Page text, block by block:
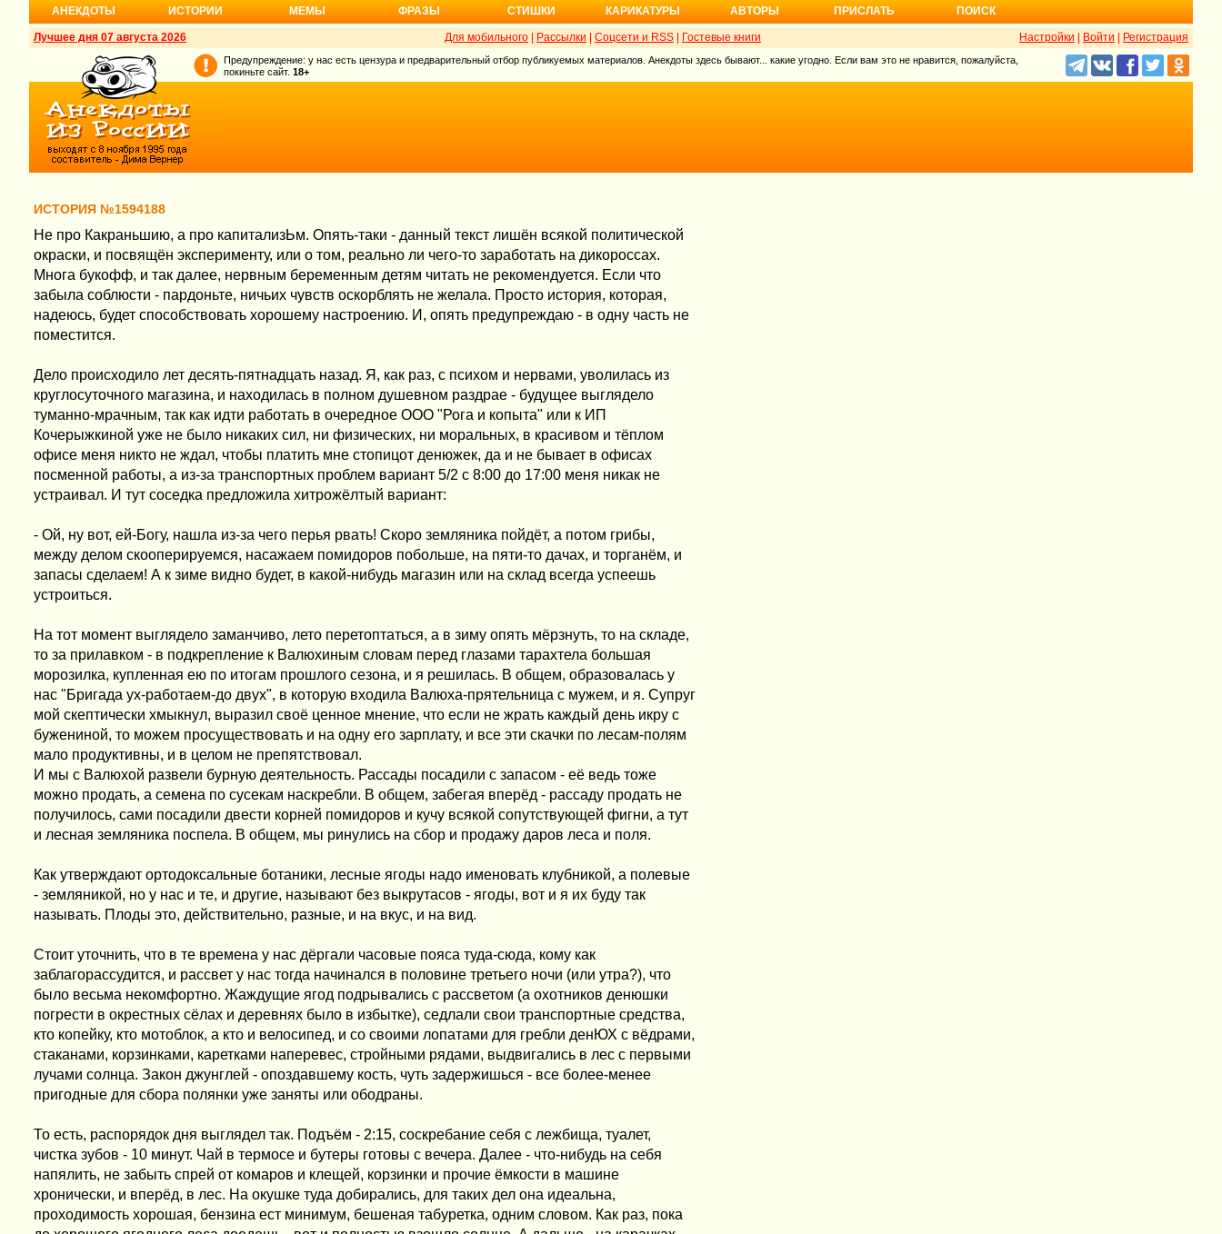
АНЕКДОТЫ ИСТОРИИ МЕМЫ ФРАЗЫ СТИШКИ КАРИКАТУРЫ АВТОРЫ ПРИСЛАТЬ ПОИСК
Лучшее дня 07 августа 2026 Настройки Войти Регистрация
Для мобильного Рассылки Соцсети и RSS Гостевые книги
Предупреждение: у нас есть цензура и предварительный отбор публикуемых материалов. Анекдоты здесь бывают... какие угодно. Если вам это не нравится, пожалуйста,
покиньте сайт. 18+
ИСТОРИЯ №1594188
Не про Какраньшию, а про капитализЬм. Опять-таки - данный текст лишён всякой политической
окраски, и посвящён эксперименту, или о том, реально ли чего-то заработать на дикороссах.
Многа букофф, и так далее, нервным беременным детям читать не рекомендуется. Если что
забыла соблюсти - пардоньте, ничьих чувств оскорблять не желала. Просто история, которая,
надеюсь, будет способствовать хорошему настроению. И, опять предупреждаю - в одну часть не
поместится.
Дело происходило лет десять-пятнадцать назад. Я, как раз, с психом и нервами, уволилась из
круглосуточного магазина, и находилась в полном душевном раздрае - будущее выглядело
туманно-мрачным, так как идти работать в очередное ООО "Рога и копыта" или к ИП
Кочерыжкиной уже не было никаких сил, ни физических, ни моральных, в красивом и тёплом
офисе меня никто не ждал, чтобы платить мне стопицот денюжек, да и не бывает в офисах
посменной работы, а из-за транспортных проблем вариант 5/2 с 8:00 до 17:00 меня никак не
устраивал. И тут соседка предложила хитрожёлтый вариант:
- Ой, ну вот, ей-Богу, нашла из-за чего перья рвать! Скоро земляника пойдёт, а потом грибы,
между делом скооперируемся, насажаем помидоров побольше, на пяти-то дачах, и торганём, и
запасы сделаем! А к зиме видно будет, в какой-нибудь магазин или на склад всегда успеешь
устроиться.
На тот момент выглядело заманчиво, лето перетоптаться, а в зиму опять мёрзнуть, то на складе,
то за прилавком - в подкрепление к Валюхиным словам перед глазами тарахтела большая
морозилка, купленная ею по итогам прошлого сезона, и я решилась. В общем, образовалась у
нас "Бригада ух-работаем-до двух", в которую входила Валюха-прятельница с мужем, и я. Супруг
мой скептически хмыкнул, выразил своё ценное мнение, что если не жрать каждый день икру с
бужениной, то можем просуществовать и на одну его зарплату, и все эти скачки по лесам-полям
мало продуктивны, и в целом не препятствовал.
И мы с Валюхой развели бурную деятельность. Рассады посадили с запасом - её ведь тоже
можно продать, а семена по сусекам наскребли. В общем, забегая вперёд - рассаду продать не
получилось, сами посадили двести корней помидоров и кучу всякой сопутствующей фигни, а тут
и лесная земляника поспела. В общем, мы ринулись на сбор и продажу даров леса и поля.
Как утверждают ортодоксальные ботаники, лесные ягоды надо именовать клубникой, а полевые
- земляникой, но у нас и те, и другие, называют без выкрутасов - ягоды, вот и я их буду так
называть. Плоды это, действительно, разные, и на вкус, и на вид.
Стоит уточнить, что в те времена у нас дёргали часовые пояса туда-сюда, кому как
заблагорассудится, и рассвет у нас тогда начинался в половине третьего ночи (или утра?), что
было весьма некомфортно. Жаждущие ягод подрывались с рассветом (а охотников денюшки
погрести в окрестных сёлах и деревнях было в избытке), седлали свои транспортные средства,
кто копейку, кто мотоблок, а кто и велосипед, и со своими лопатами для гребли денЮХ с вёдрами,
стаканами, корзинками, каретками наперевес, стройными рядами, выдвигались в лес с первыми
лучами солнца. Закон джунглей - опоздавшему кость, чуть задержишься - все более-менее
пригодные для сбора полянки уже заняты или ободраны.
То есть, распорядок дня выглядел так. Подъём - 2:15, соскребание себя с лежбища, туалет,
чистка зубов - 10 минут. Чай в термосе и бутеры готовы с вечера. Далее - что-нибудь на себя
напялить, не забыть спрей от комаров и клещей, корзинки и прочие ёмкости в машине
хронически, и вперёд, в лес. На окушке туда добирались, для таких дел она идеальна,
проходимость хорошая, бензина ест минимум, бешеная табуретка, одним словом. Как раз, пока